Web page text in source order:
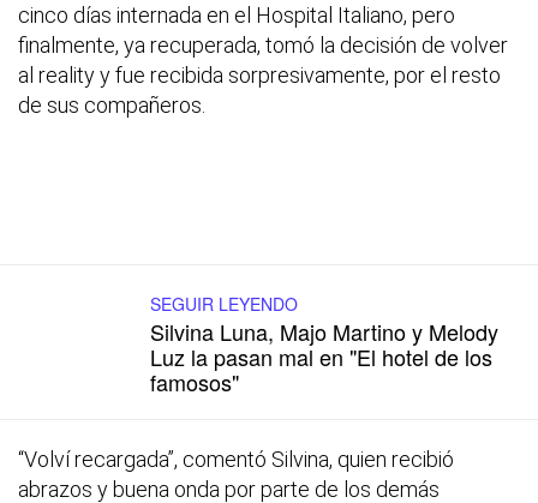
cinco días internada en el Hospital Italiano, pero
finalmente, ya recuperada, tomó la decisión de volver
al reality y fue recibida sorpresivamente, por el resto
de sus compañeros.
SEGUIR LEYENDO
Silvina Luna, Majo Martino y Melody
Luz la pasan mal en "El hotel de los
famosos"
“Volví recargada”, comentó Silvina, quien recibió
abrazos y buena onda por parte de los demás